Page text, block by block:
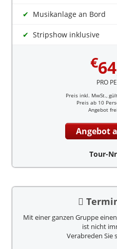
Musikanlage an Bord
Stripshow inklusive
€
PRO
Preis inkl. MwSt.,
Preis ab 10
Angebot
Tour-
Mit einer ganzen Gruppe
ist nicht
Verabreden Sie